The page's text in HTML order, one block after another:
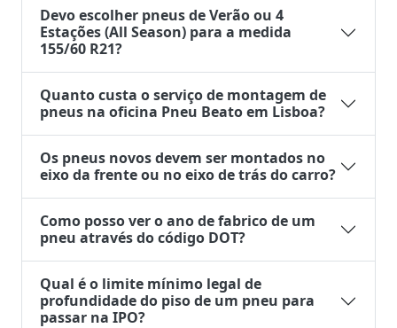
Devo escolher pneus de Verão ou 4
Estações (All Season) para a medida
155/60 R21?
Quanto custa o serviço de montagem de
pneus na oficina Pneu Beato em Lisboa?
Os pneus novos devem ser montados no
eixo da frente ou no eixo de trás do carro?
Como posso ver o ano de fabrico de um
pneu através do código DOT?
Qual é o limite mínimo legal de
profundidade do piso de um pneu para
passar na IPO?